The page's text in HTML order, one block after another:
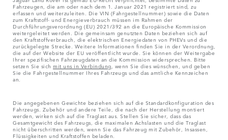
Fahrzeugen, die am oder nach dem 1. Januar 2021 registriert sind, zu
erfassen und weiterzuleiten. Die VIN (Fahrgestellnummer) sowie die Daten
zum Kraftstoff- und Energieverbrauch müssen im Rahmen der
Durchführungsverordnung (EU) 2021/392 an die Europäische Kommission
weitergeleitet werden. Die gemeinsam genutzten Daten beziehen sich auf
den Kraftstoffverbrauch, die elektrischen Energiedaten von PHEVs und die
zurückgelegte Strecke. Weitere Informationen finden Sie in der Verordnung,
die auf der Website der EU veröffentlicht wurde. Sie können der Weitergabe
Ihrer spezifischen Fahrzeugdaten an die Kommission widersprechen. Bitte
setzen Sie sich mit uns in Verbindung , wenn Sie dies wünschen, und geben
Sie die Fahrgestellnummer Ihres Fahrzeugs und das amtliche Kennzeichen
an.
Die angegebenen Gewichte beziehen sich auf die Standardkonfiguration des
Fahrzeugs. Zubehör und andere Teile, die nach der Herstellung montiert
werden, wirken sich auf die Traglast aus. Stellen Sie sicher, dass das
Gesamtgewicht des Fahrzeugs, die maximalen Achslasten und die Traglast
nicht überschritten werden, wenn Sie das Fahrzeug mit Zubehör, Insassen,
Flüssigkeiten und Kraftstoffen beladen.